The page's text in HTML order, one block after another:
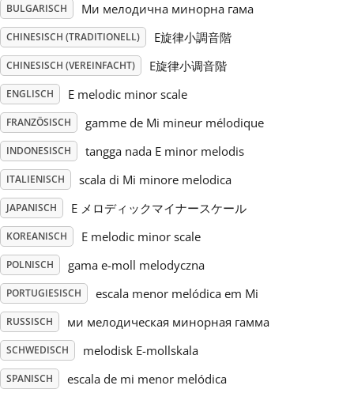
Português
Русский
Svenska
Tiếng Việt
Türkçe
Українська
简体中文
繁體中文
BULGARISCH Ми мелодична минорна гама
CHINESISCH (TRADITIONELL) E旋律小調音階
CHINESISCH (VEREINFACHT) E旋律小调音階
ENGLISCH E melodic minor scale
FRANZÖSISCH gamme de Mi mineur mélodique
INDONESISCH tangga nada E minor melodis
ITALIENISCH scala di Mi minore melodica
JAPANISCH E メロディックマイナースケール
KOREANISCH E melodic minor scale
POLNISCH gama e-moll melodyczna
PORTUGIESISCH escala menor melódica em Mi
RUSSISCH ми мелодическая минорная гамма
SCHWEDISCH melodisk E-mollskala
SPANISCH escala de mi menor melódica